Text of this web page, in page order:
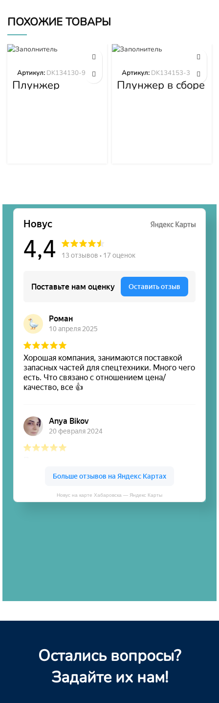
ПОХОЖИЕ ТОВАРЫ
Плунжер
DK134130-9320
Артикул: DK134130-9320
Плунжер в сборе
DK134153-3520
Артикул: DK134153-3520
Новус на карте Хабаровска — Яндекс Карты
Остались вопросы?
Задайте их нам!